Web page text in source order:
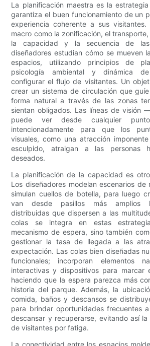
La planificación maestra es la
garantiza el buen funcionamiento de un
experiencia coherente a sus visitantes.
macro como la zonificación, el
la capacidad y la secuencia de las
diseñadores estudian cómo se mueven
espacios, utilizando principios de
psicología ambiental y dinámica
configurar el flujo de visitantes. Un
crear un sistema de circulación que
forma natural a través de las zonas
sientan obligados. Las líneas de visión
puede ver desde cualquier
intencionadamente para que los
visuales, como una atracción
esculpido, atraigan a las personas
deseados.
La planificación de la capacidad es
Los diseñadores modelan escenarios de
simulan cuellos de botella, para luego
van desde pasillos más amplios
distribuidas que dispersen a las
colas se integra en estas
mecanismo de espera, sino también
gestionar la tasa de llegada a las
expectación. Las colas bien diseñadas
funcionales; incorporan elementos
interactivas y dispositivos para marcar
haciendo que la espera parezca más
historia del parque. Además, la
comida, baños y descansos se
para brindar oportunidades frecuentes
descansar y recuperarse, evitando así
de visitantes por fatiga.